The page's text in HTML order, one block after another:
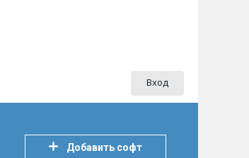
Вход
Добавить софт